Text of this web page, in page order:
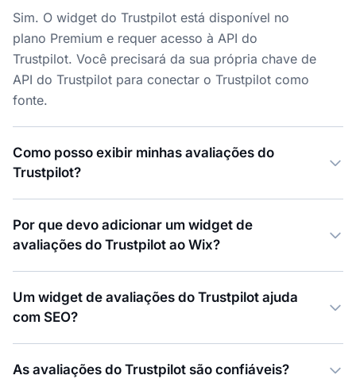
Sim. O widget do Trustpilot está disponível no
plano Premium e requer acesso à API do
Trustpilot. Você precisará da sua própria chave de
API do Trustpilot para conectar o Trustpilot como
fonte.
Como posso exibir minhas avaliações do
Trustpilot?
Por que devo adicionar um widget de
avaliações do Trustpilot ao Wix?
Um widget de avaliações do Trustpilot ajuda
com SEO?
As avaliações do Trustpilot são confiáveis?